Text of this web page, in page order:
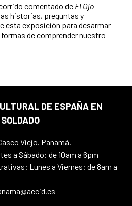
comentado de El Ojo
historias, preguntas y
esta exposición para desarmar
de comprender nuestro
DE ESPAÑA EN
Viejo. Panamá.
a Sábado: de 10am a 6pm
Lunes a Viernes: de 8am a